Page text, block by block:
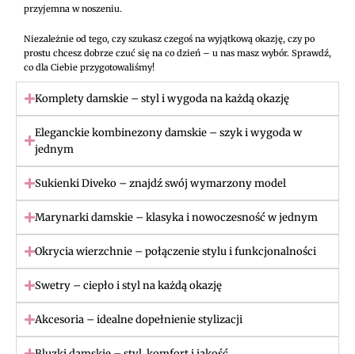
przyjemna w noszeniu.
Niezależnie od tego, czy szukasz czegoś na wyjątkową okazję, czy po
prostu chcesz dobrze czuć się na co dzień – u nas masz wybór. Sprawdź,
co dla Ciebie przygotowaliśmy!
Komplety damskie – styl i wygoda na każdą okazję
Eleganckie kombinezony damskie – szyk i wygoda w
jednym
Sukienki Diveko – znajdź swój wymarzony model
Marynarki damskie – klasyka i nowoczesność w jednym
Okrycia wierzchnie – połączenie stylu i funkcjonalności
Swetry – ciepło i styl na każdą okazję
Akcesoria – idealne dopełnienie stylizacji